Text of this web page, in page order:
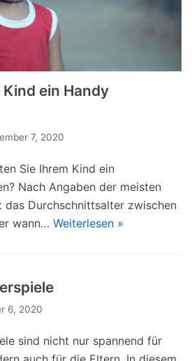
ein Handy
7, 2020
Sie Ihrem Kind ein
Nach Angaben der meisten
das Durchschnittsalter zwischen
wann… Weiterlesen »
6, 2020
sind nicht nur spannend für